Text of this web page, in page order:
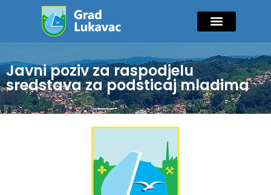
Javni poziv za raspodjelu
sredstava za podsticaj mladima